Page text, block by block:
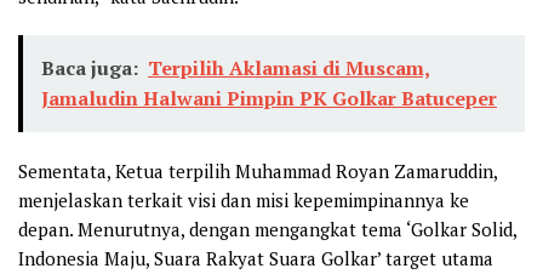
Baca juga: Terpilih Aklamasi di Muscam,
Jamaludin Halwani Pimpin PK Golkar Batuceper
Sementata, Ketua terpilih Muhammad Royan Zamaruddin,
menjelaskan terkait visi dan misi kepemimpinannya ke
depan. Menurutnya, dengan mengangkat tema ‘Golkar Solid,
Indonesia Maju, Suara Rakyat Suara Golkar’ target utama